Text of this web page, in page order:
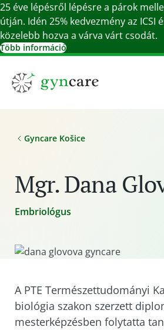
25 éve lépésről lépésre a párok
útján. Idén 25% kedvezmény az ICSI
közelebb hozva a várva várt csodát.
Több információ
Gyncare Košice
Mgr. Dana
Embriológus
A PTE Természettudományi
biológia szakon szerzett
mesterképzésben folytatta